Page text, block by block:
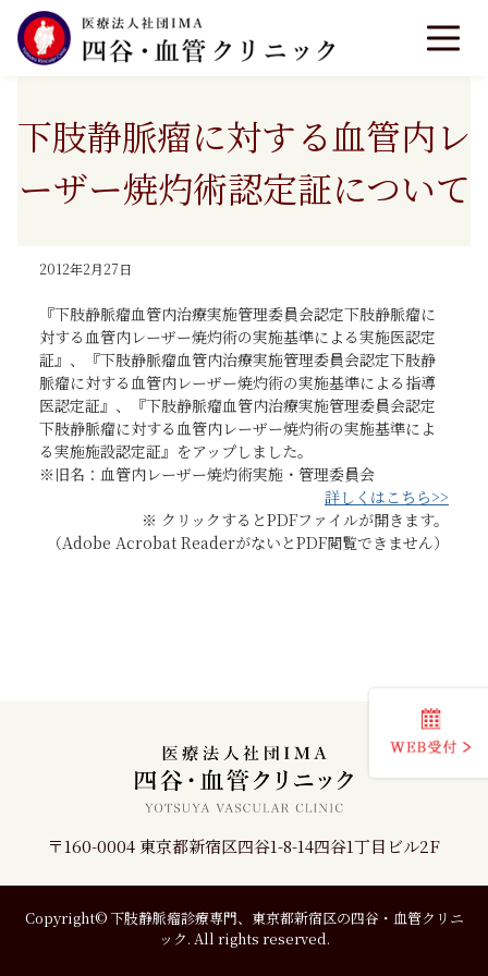
下肢静脈瘤に対する血管内レ
ーザー焼灼術認定証について
2012年2月27日
『下肢静脈瘤血管内治療実施管理委員会認定下肢静脈瘤に
対する血管内レーザー焼灼術の実施基準による実施医認定
証』、『下肢静脈瘤血管内治療実施管理委員会認定下肢静
脈瘤に対する血管内レーザー焼灼術の実施基準による指導
医認定証』、『下肢静脈瘤血管内治療実施管理委員会認定
下肢静脈瘤に対する血管内レーザー焼灼術の実施基準によ
る実施施設認定証』をアップしました。
※旧名：血管内レーザー焼灼術実施・管理委員会
詳しくはこちら>>
※ クリックするとPDFファイルが開きます。
（Adobe Acrobat ReaderがないとPDF閲覧できません）
〒160-0004 東京都新宿区四谷1-8-14四谷1丁目ビル2F
Copyright© 下肢静脈瘤診療専門、東京都新宿区の四谷・血管クリニ
ック. All rights reserved.